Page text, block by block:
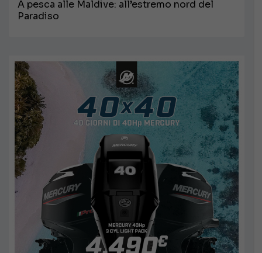
A pesca alle Maldive: all’estremo nord del
Paradiso